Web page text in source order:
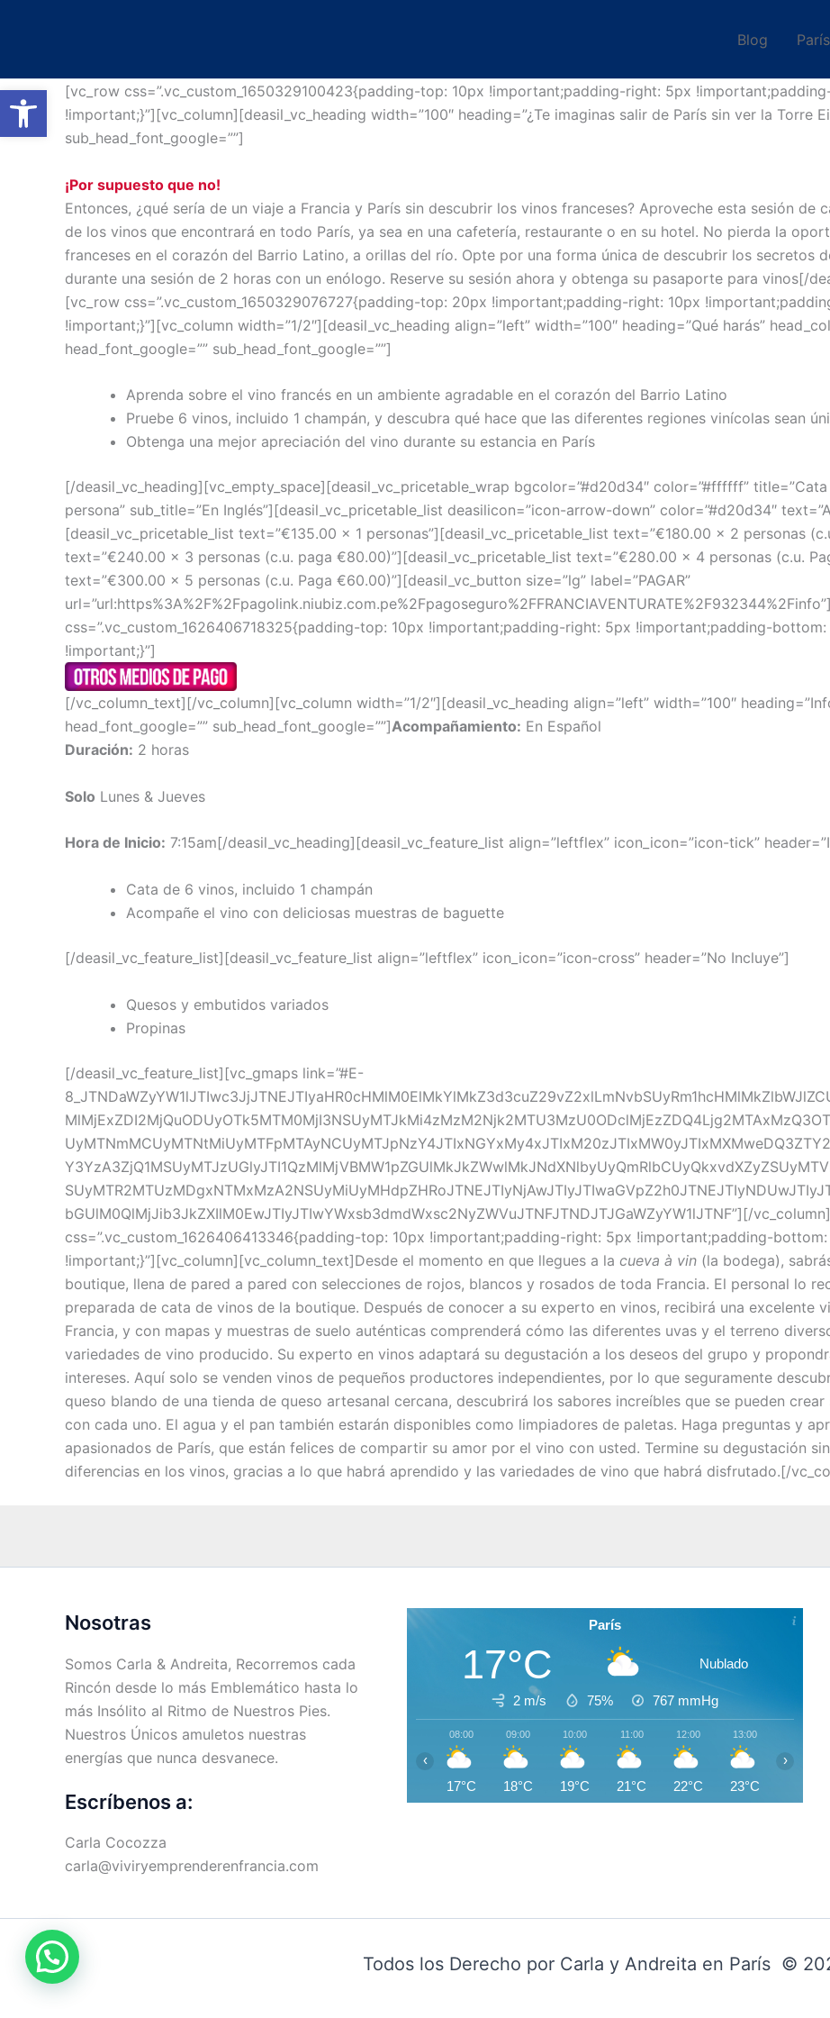
Abrir barra de herramientas
Blog
[vc_row css=”.vc_custom_1650329100423{padding-top: 10px !important;padding-right: 5px
!important;}”][vc_column][deasil_vc_heading width=”100″ heading=”¿Te imaginas salir de París sin ver la Torre
sub_head_font_google=””]
¡Por supuesto que no!
Entonces, ¿qué sería de un viaje a Francia y París sin descubrir los vinos franceses? Aproveche esta sesión
de los vinos que encontrará en todo París, ya sea en una cafetería, restaurante o en su hotel. No pierda la
franceses en el corazón del Barrio Latino, a orillas del río. Opte por una forma única de descubrir los secretos
durante una sesión de 2 horas con un enólogo. Reserve su sesión ahora y obtenga su pasaporte para vinos[/
[vc_row css=”.vc_custom_1650329076727{padding-top: 20px !important;padding-right: 10px
!important;}”][vc_column width=”1/2″][deasil_vc_heading align=”left” width=”100″ heading=”Qué harás”
head_font_google=”” sub_head_font_google=””]
Aprenda sobre el vino francés en un ambiente agradable en el corazón del Barrio Latino
Pruebe 6 vinos, incluido 1 champán, y descubra qué hace que las diferentes regiones vinícolas sean
Obtenga una mejor apreciación del vino durante su estancia en París
[/deasil_vc_heading][vc_empty_space][deasil_vc_pricetable_wrap bgcolor=”#d20d34″ color=”#ffffff”
persona” sub_title=”En Inglés”][deasil_vc_pricetable_list deasilicon=”icon-arrow-down” color=”#d20d34″
[deasil_vc_pricetable_list text=”€135.00 x 1 personas”][deasil_vc_pricetable_list text=”€180.00 x 2 personas
text=”€240.00 x 3 personas (c.u. paga €80.00)”][deasil_vc_pricetable_list text=”€280.00 x 4 personas (c.u.
text=”€300.00 x 5 personas (c.u. Paga €60.00)”][deasil_vc_button size=”lg” label=”PAGAR”
css=”.vc_custom_1626406718325{padding-top: 10px !important;padding-right: 5px !important;padding-
!important;}”]
[/vc_column_text][/vc_column][vc_column width=”1/2″][deasil_vc_heading align=”left” width=”100″
head_font_google=”” sub_head_font_google=””]Acompañamiento: En Español
Duración: 2 horas
Solo Lunes & Jueves
Hora de Inicio: 7:15am[/deasil_vc_heading][deasil_vc_feature_list align=”leftflex” icon_icon=”icon-tick”
Cata de 6 vinos, incluido 1 champán
Acompañe el vino con deliciosas muestras de baguette
[/deasil_vc_feature_list][deasil_vc_feature_list align=”leftflex” icon_icon=”icon-cross” header=”No Incluye”]
Quesos y embutidos variados
Propinas
[/deasil_vc_feature_list][vc_gmaps link=”#E-
bGUlM0QlMjJib3JkZXIlM0EwJTIyJTIwYWxsb3dmdWxsc2NyZWVuJTNFJTNDJTJGaWZyYW1lJTNF”][/
css=”.vc_custom_1626406413346{padding-top: 10px !important;padding-right: 5px !important;padding-
!important;}”][vc_column][vc_column_text]Desde el momento en que llegues a la cueva à vin (la bodega),
boutique, llena de pared a pared con selecciones de rojos, blancos y rosados de toda Francia. El personal lo
preparada de cata de vinos de la boutique. Después de conocer a su experto en vinos, recibirá una excelente
Francia, y con mapas y muestras de suelo auténticas comprenderá cómo las diferentes uvas y el terreno
variedades de vino producido. Su experto en vinos adaptará su degustación a los deseos del grupo y
intereses. Aquí solo se venden vinos de pequeños productores independientes, por lo que seguramente
queso blando de una tienda de queso artesanal cercana, descubrirá los sabores increíbles que se pueden
con cada uno. El agua y el pan también estarán disponibles como limpiadores de paletas. Haga preguntas y
apasionados de París, que están felices de compartir su amor por el vino con usted. Termine su degustación
diferencias en los vinos, gracias a lo que habrá aprendido y las variedades de vino que habrá disfrutado.[/
Nosotras
Somos Carla & Andreita, Recorremos cada
Rincón desde lo más Emblemático hasta lo
más Insólito al Ritmo de Nuestros Pies.
Nuestros Únicos amuletos nuestras
energías que nunca desvanece.
Escríbenos a:
Carla Cocozza
carla@viviryemprenderenfrancia.com
París
17°C Nublado
2 m/s 75% 767 mmHg
08:00
17°C
09:00
18°C
10:00
19°C
11:00
21°C
12:00
22°C
13:00
23°C
‹ ›
Todos los Derecho por Carla y Andreita en París ©